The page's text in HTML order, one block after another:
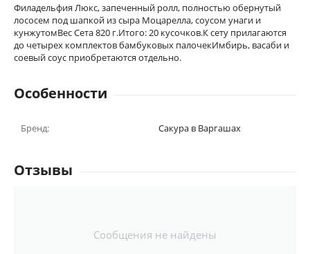
Филадельфия Люкс, запеченный ролл, полностью обернутый
лососем под шапкой из сыра Моцарелла, соусом унаги и
кунжутомВес Сета 820 г.Итого: 20 кусочков.К сету прилагаются
до четырех комплектов бамбуковых палочекИмбирь, васаби и
соевый соус приобретаются отдельно.
Особенности
Бренд: Сакура в Варгашах
Отзывы
Сообщения не найдены